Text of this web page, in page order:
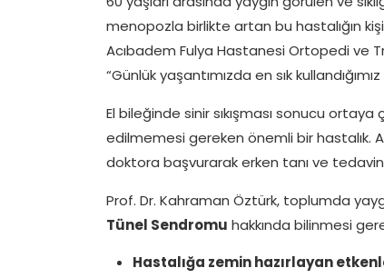
menopozla birlikte artan bu hastalığın
Acıbadem Fulya Hastanesi Ortopedi ve
“Günlük yaşantımızda en sık
El bileğinde sinir sıkışması sonucu ortaya
edilmemesi gereken önemli bir hastalık.
doktora başvurarak erken tanı ve
Prof. Dr. Kahraman Öztürk, toplumda
Tünel Sendromu hakkında bilinmesi
Hastalığa zemin hazırlayan